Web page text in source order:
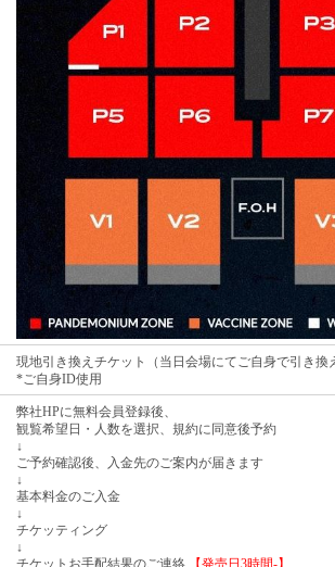
現地引き換えチケット（当日会場にてご自身で引き換
*ご自身ID使用
弊社HPに無料会員登録後、
観覧希望日・人数を選択、規約に同意後予約
↓
ご予約確認後、入金先のご案内が届きます
↓
基本料金のご入金
↓
チケッティング
↓
チケットお手配結果のご連絡
【発売日 3時間-】